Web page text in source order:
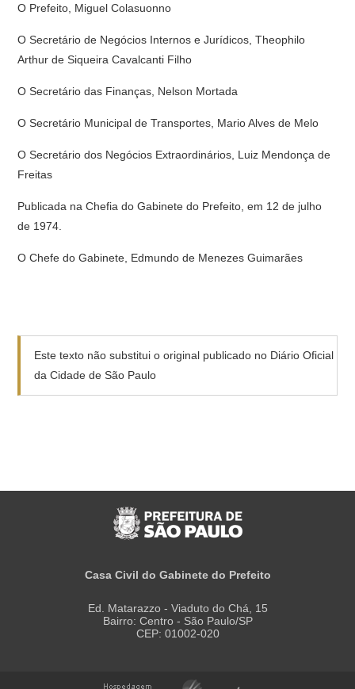
O Prefeito, Miguel Colasuonno
O Secretário de Negócios Internos e Jurídicos, Theophilo
Arthur de Siqueira Cavalcanti Filho
O Secretário das Finanças, Nelson Mortada
O Secretário Municipal de Transportes, Mario Alves de Melo
O Secretário dos Negócios Extraordinários, Luiz Mendonça de
Freitas
Publicada na Chefia do Gabinete do Prefeito, em 12 de julho
de 1974.
O Chefe do Gabinete, Edmundo de Menezes Guimarães
Este texto não substitui o original publicado no Diário Oficial
da Cidade de São Paulo
Casa Civil do Gabinete do Prefeito
Ed. Matarazzo - Viaduto do Chá, 15
Bairro: Centro - São Paulo/SP
CEP: 01002-020